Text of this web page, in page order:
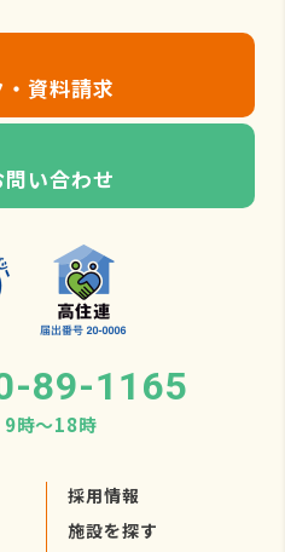
資料請求
い合わせ
89-1165
9時〜18時
採用情報
施設を探す